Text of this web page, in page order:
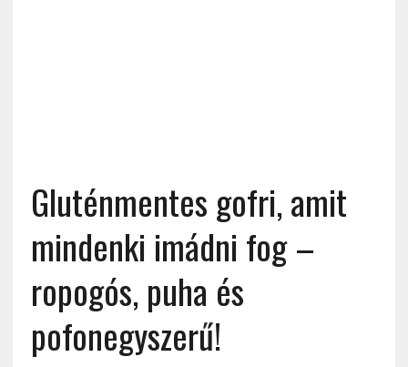
Gluténmentes gofri, amit
mindenki imádni fog –
ropogós, puha és
pofonegyszerű!